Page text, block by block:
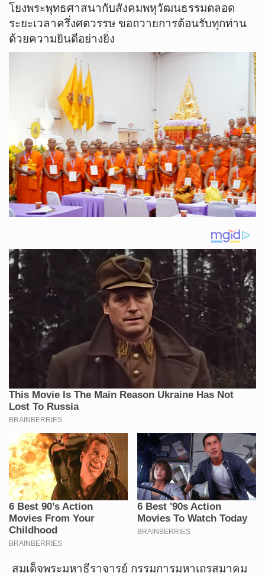
โยงพระพุทธศาสนากับสังคมพหุวัฒนธรรมตลอด
ระยะเวลาครึ่งศตวรรษ ขอถวายการต้อนรับทุกท่าน
ด้วยความยินดีอย่างยิ่ง
สมเด็จพระมหาธีราจารย์ กรรมการมหาเถรสมาคม